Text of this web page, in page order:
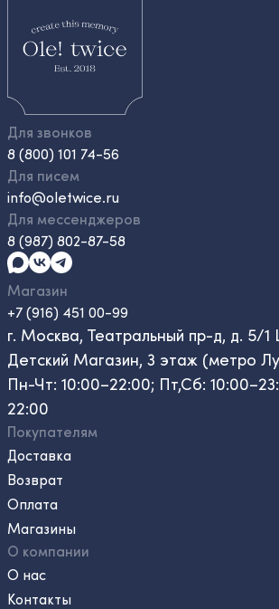
Для звонков
8 (800) 101 74-56
Для писем
info@oletwice.ru
Для мессенджеров
8 (987) 802-87-58
Магазин
+7 (916) 451 00-99
г. Москва, Театральный пр-д, д. 5/1
Детский Магазин, 3 этаж (метро
Пн-Чт: 10:00–22:00; Пт,Сб:
22:00
Покупателям
Доставка
Возврат
Оплата
Магазины
О компании
О нас
Контакты